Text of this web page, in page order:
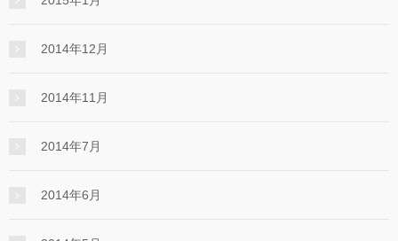
2014年12月
2014年11月
2014年7月
2014年6月